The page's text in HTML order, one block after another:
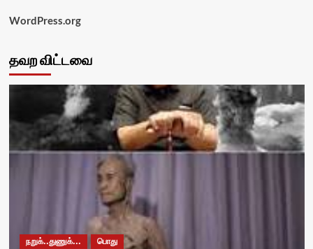
WordPress.org
தவற விட்டவை
நறுக்..துணுக்... பொது